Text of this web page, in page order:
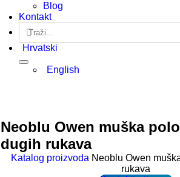
Blog
Kontakt
Traži...
Hrvatski
English
Neoblu Owen muška
dugih rukava
Katalog proizvoda Neoblu Owen
rukava